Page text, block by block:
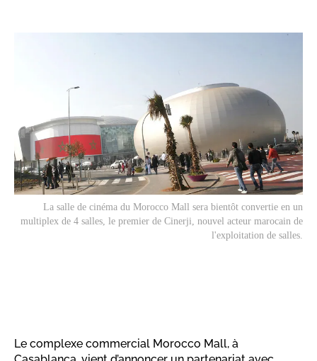
La salle de cinéma du Morocco Mall sera bientôt convertie en un
multiplex de 4 salles, le premier de Cinerji, nouvel acteur marocain de
l'exploitation de salles.
Le complexe commercial Morocco Mall, à